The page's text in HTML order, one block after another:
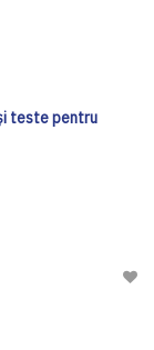
teste pentru